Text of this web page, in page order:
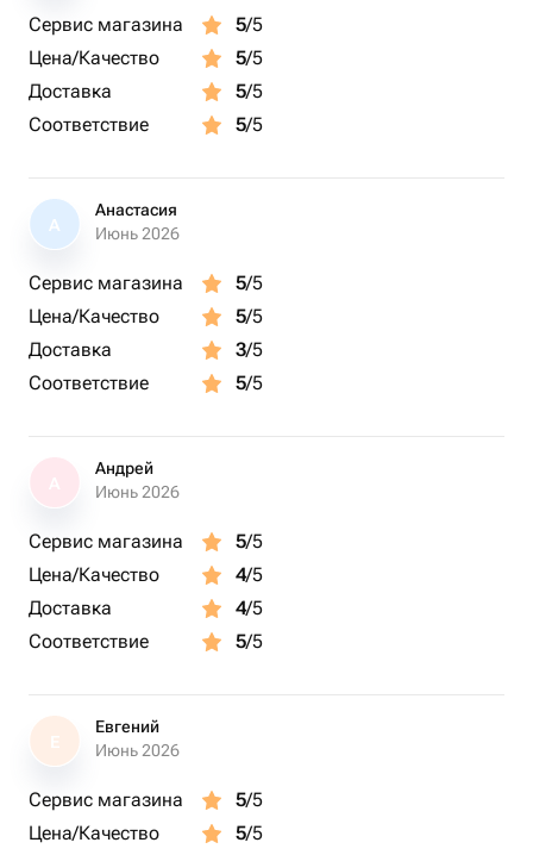
Сервис магазина 5/5
Цена/Качество
5/5
Доставка
5/5
Соответствие
5/5
А
Анастасия
Июнь 2026
Сервис магазина 5/5
Цена/Качество
5/5
Доставка
3/5
Соответствие
5/5
Андрей
Июнь 2026
Сервис магазина 5/5
Цена/Качество
4/5
Доставка
4/5
Соответствие
5/5
Е
Евгений
Июнь 2026
Сервис магазина 5/5
Цена/Качество
5/5